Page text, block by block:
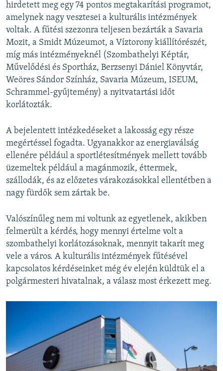
hirdetett meg egy 74 pontos megtakarítási programot,
amelynek nagy vesztesei a kulturális intézmények
voltak. A fűtési szezonra teljesen bezárták a Savaria
Mozit, a Smidt Múzeumot, a Víztorony kiállítórészét,
míg más intézményeknél (Szombathelyi Képtár,
Művelődési és Sportház, Berzsenyi Dániel Könyvtár,
Weöres Sándor Színház, Savaria Múzeum, ISEUM,
Schrammel-gyűjtemény) a nyitvatartási időt
korlátozták.
A bejelentett intézkedéseket a lakosság egy része
megértéssel fogadta. Ugyanakkor az energiaválság
ellenére például a sportlétesítmények mellett tovább
üzemeltek például a magánmozik, éttermek,
szállodák, és az előzetes várakozásokkal ellentétben a
nagy fürdők sem zártak be.
Valószínűleg nem mi voltunk az egyetlenek, akikben
felmerült a kérdés, hogy mennyi értelme volt a
szombathelyi korlátozásoknak, mennyit takarít meg
vele a város. A kulturális intézmények fűtésével
kapcsolatos kérdéseinket még év elején küldtük el a
polgármesteri hivatalnak, a válasz most érkezett meg.